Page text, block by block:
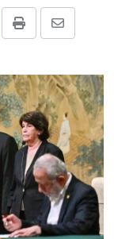
Print
Share
Email